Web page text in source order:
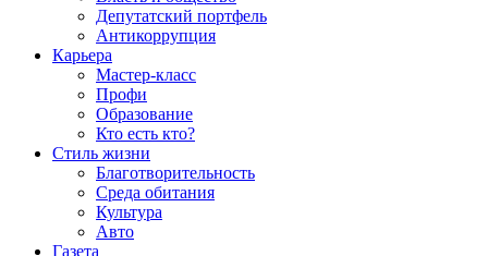
Депутатский портфель
Антикоррупция
Карьера
Мастер-класс
Профи
Образование
Кто есть кто?
Стиль жизни
Благотворительность
Среда обитания
Культура
Авто
Газета